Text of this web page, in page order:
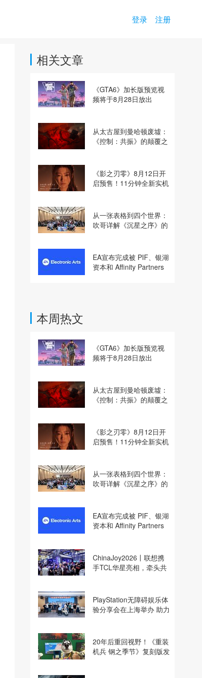
登录 注册
相关文章
《GTA6》加长版预览视
频将于8月28日放出
从太古屋到曼哈顿废墟：
《控制：共振》的颠覆之
《影之刃零》8月12日开
启预售！11分钟全新实机
从一张表格到四个世界：
吹哥详解《沉星之序》的
EA宣布完成被 PIF、银湖
资本和 Affinity Partners
本周热文
《GTA6》加长版预览视
频将于8月28日放出
从太古屋到曼哈顿废墟：
《控制：共振》的颠覆之
《影之刃零》8月12日开
启预售！11分钟全新实机
从一张表格到四个世界：
吹哥详解《沉星之序》的
EA宣布完成被 PIF、银湖
资本和 Affinity Partners
ChinaJoy2026丨联想携
手TCL华星亮相，牵头共
PlayStation无障碍娱乐体
验分享会在上海举办 助力
20年后重回视野！《重装
机兵 钢之季节》复刻版发